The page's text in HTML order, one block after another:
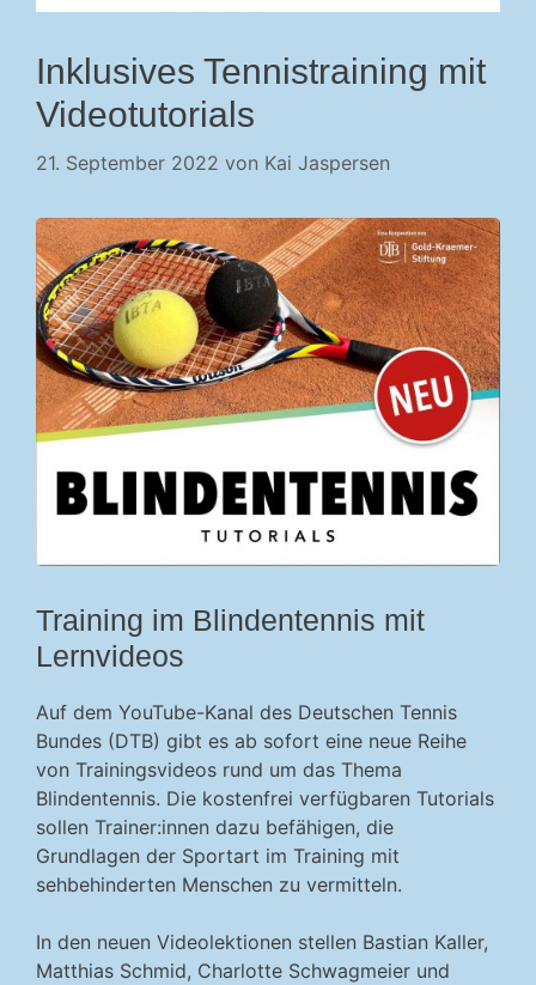
Inklusives Tennistraining mit
Videotutorials
21. September 2022 von Kai Jaspersen
Training im Blindentennis mit
Lernvideos
Auf dem YouTube-Kanal des Deutschen Tennis
Bundes (DTB) gibt es ab sofort eine neue Reihe
von Trainingsvideos rund um das Thema
Blindentennis. Die kostenfrei verfügbaren Tutorials
sollen Trainer:innen dazu befähigen, die
Grundlagen der Sportart im Training mit
sehbehinderten Menschen zu vermitteln.
In den neuen Videolektionen stellen Bastian Kaller,
Matthias Schmid, Charlotte Schwagmeier und